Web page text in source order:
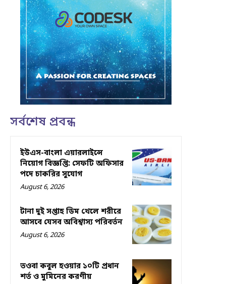
সর্বশেষ প্রবন্ধ
ইউএস-বাংলা এয়ারলাইন্সে
নিয়োগ বিজ্ঞপ্তি: সেফটি অফিসার
পদে চাকরির সুযোগ
August 6, 2026
টানা দুই সপ্তাহ ডিম খেলে শরীরে
আসবে যেসব অবিশ্বাস্য পরিবর্তন
August 6, 2026
তওবা কবুল হওয়ার ১০টি প্রধান
শর্ত ও মুমিনের করণীয়